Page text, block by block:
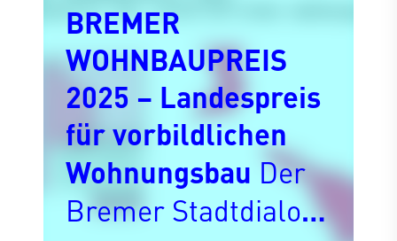
BREMER
WOHNBAUPREIS
2025 – Landespreis
für vorbildlichen
Wohnungsbau Der
Bremer Stadtdialog